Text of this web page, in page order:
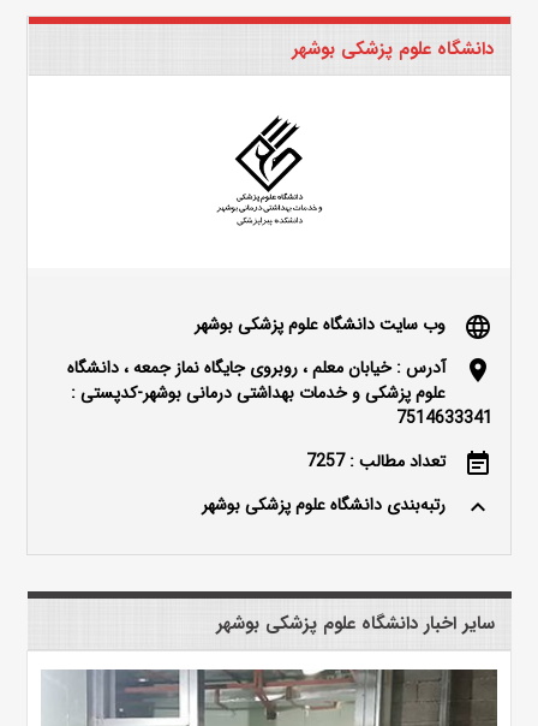
دانشگاه علوم پزشکی بوشهر
language وب سایت دانشگاه علوم پزشکی بوشهر
location_on
آدرس : خیابان معلم ، روبروی جایگاه نماز جمعه ، دانشگاه
علوم پزشکی و خدمات بهداشتی درمانی بوشهر-کدپستی :
7514633341
event_note تعداد مطالب : 7257
keyboard_arrow_up رتبه‌بندی دانشگاه علوم پزشکی بوشهر
سایر اخبار دانشگاه علوم پزشکی بوشهر